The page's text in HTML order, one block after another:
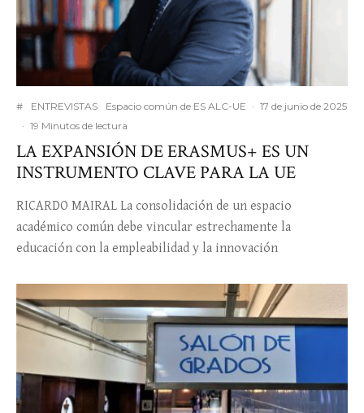
# ENTREVISTAS Espacio común de ES ALC-UE · 17 de junio de 2025
· 19 Minutos de lectura
LA EXPANSIÓN DE ERASMUS+ ES UN
INSTRUMENTO CLAVE PARA LA UE
RICARDO MAIRAL La consolidación de un espacio
académico común debe vincular estrechamente la
educación con la empleabilidad y la innovación